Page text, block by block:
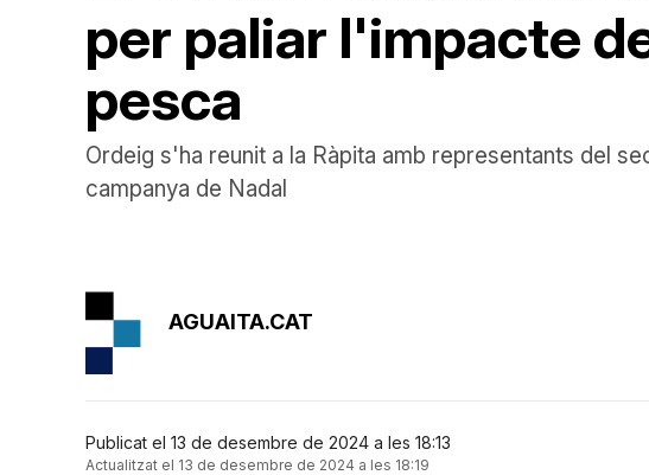
per paliar l'impacte
pesca
Ordeig s'ha reunit a la Ràpita amb representants del
campanya de Nadal
AGUAITA.CAT
Publicat el 13 de desembre de 2024 a les 18:13
Actualitzat el 13 de desembre de 2024 a les 18:19